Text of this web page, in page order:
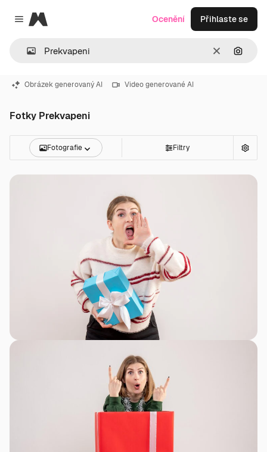
Close menu
Magnific
ZrušitHledat
Ocenění Přihlaste se
Obrázek generovaný AI Video generované AI
Fotky Prekvapeni
Fotografie Filtry